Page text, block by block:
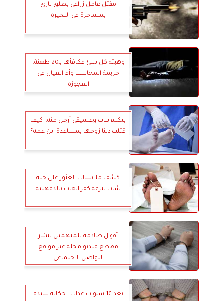
مقتل عامل زراعي بطلق ناري
بمشاجرة في البحيرة
وهبته كل شئ فكافأها بـ20 طعنة..
جريمة المحاسب وأم العيال في
العجوزة
بيكلم بنات وعشيقي أرجل منه.. كيف
قتلت دينا زوجها بمساعدة ابن عمه؟
كشف ملابسات العثور على جثة
شاب بترعة كفر الغاب بالدقهلية
أقوال صادمة للمتهمين بنشر
مقاطع فيديو مخلة عبر مواقع
التواصل الاجتماعى
بعد 10 سنوات عذاب.. حكاية سيدة